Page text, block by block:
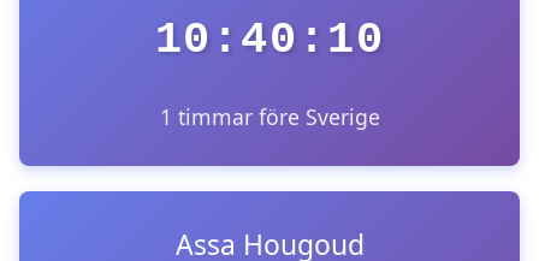
10:40:10
1 timmar före Sverige
Assa Hougoud